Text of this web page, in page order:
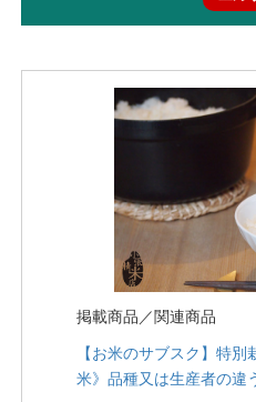
掲載商品／関連商品
【お米のサブスク】特
米》品種又は生産者の違